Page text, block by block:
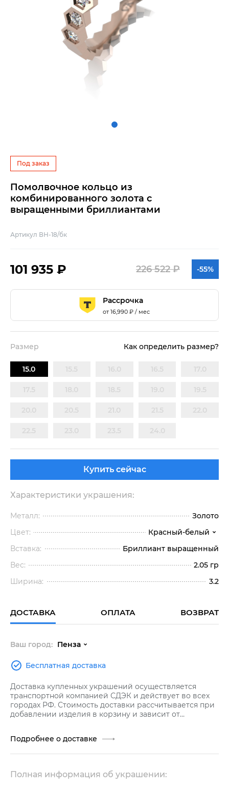
Под заказ
Помолвочное кольцо из
комбинированного золота с
выращенными бриллиантами
Артикул ВН-18/бк
101 935 ₽ 226 522 ₽ -55%
Рассрочка
от16,990 ₽ / мес
Размер Как определить размер?
15.0
Купить сейчас
Характеристики украшения:
Металл:
Золото
Цвет:
Красный-белый
Вставка:
Бриллиант выращенный
Вес:
2.05 гр
Ширина:
3.2
ДОСТАВКА ОПЛАТА ВОЗВРАТ
Ваш город: Пенза
Бесплатная доставка
Доставка купленных украшений осуществляется
транспортной компанией СДЭК и действует во всех
городах РФ. Стоимость доставки рассчитывается при
добавлении изделия в корзину и зависит от
Подробнее о доставке
Полная информация об украшении: